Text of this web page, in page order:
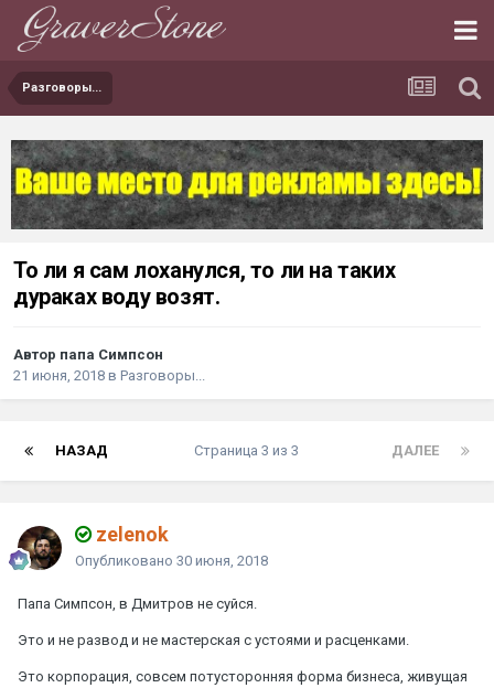
Разговоры...
То ли я сам лоханулся, то ли на таких
дураках воду возят.
Автор папа Симпсон
21 июня, 2018 в Разговоры...
НАЗАД ДАЛЕЕ
Страница 3 из 3
zelenok
Опубликовано 30 июня, 2018
Папа Симпсон, в Дмитров не суйся.
Это и не развод и не мастерская с устоями и расценками.
Это корпорация, совсем потусторонняя форма бизнеса, живущая